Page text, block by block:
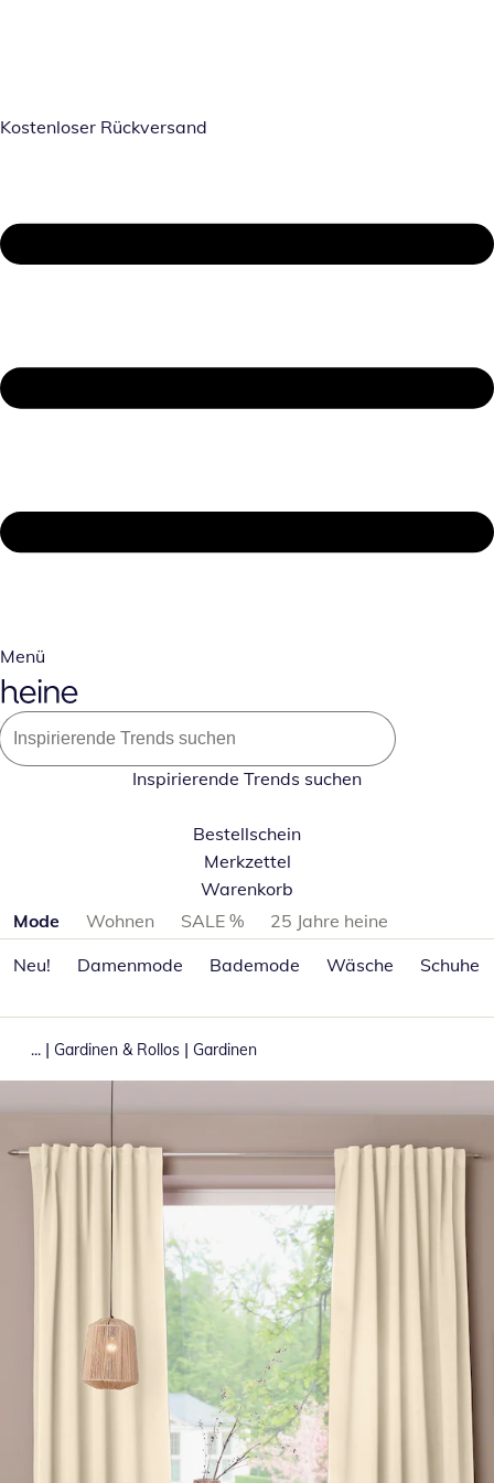
Kostenloser Rückversand
Menü
Inspirierende Trends suchen
Bestellschein
Merkzettel
Warenkorb
Produktkategorien überspringen
Mode Wohnen SALE %
25 Jahre heine
Neu!
Damenmode Bademode Wäsche Schuhe
... | Gardinen & Rollos | Gardinen